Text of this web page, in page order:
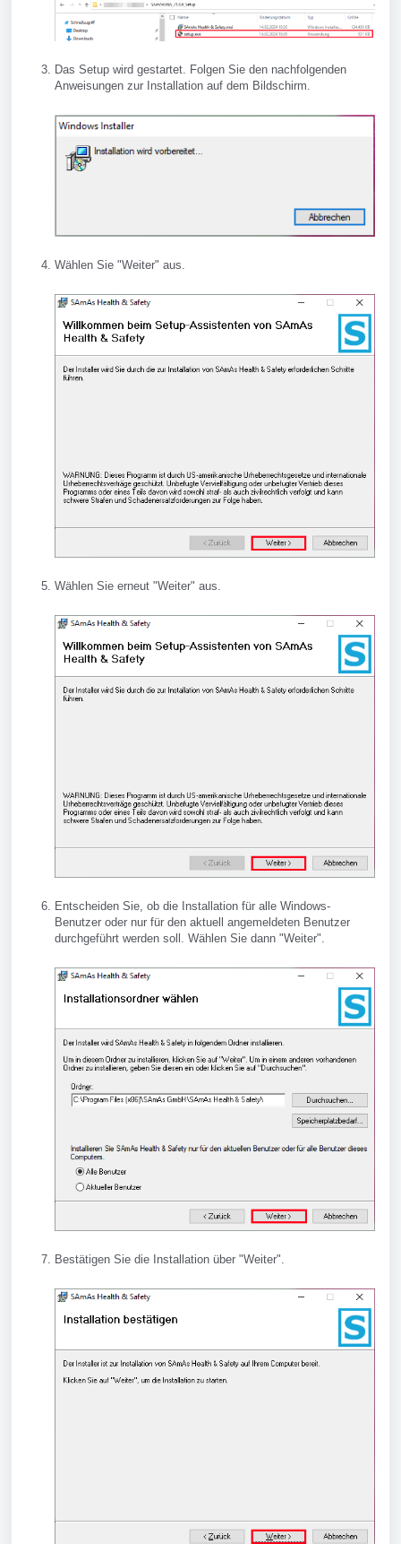
Das Setup wird gestartet. Folgen Sie den nachfolgenden
Anweisungen zur Installation auf dem Bildschirm.
Wählen Sie "Weiter" aus.
Wählen Sie erneut "Weiter" aus.
Entscheiden Sie, ob die Installation für alle Windows-
Benutzer oder nur für den aktuell angemeldeten Benutzer
durchgeführt werden soll. Wählen Sie dann "Weiter".
Bestätigen Sie die Installation über "Weiter".